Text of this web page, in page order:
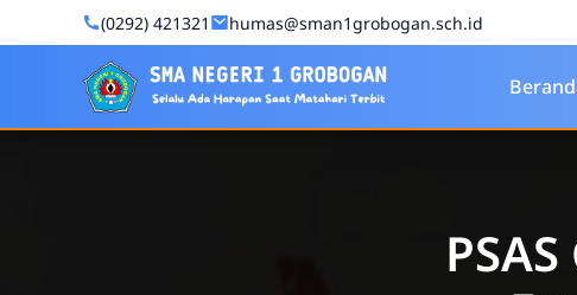
Skip to Content(0292) 421321 humas@sman1grobogan.sch.id
SMA Negeri 1 Grobogan